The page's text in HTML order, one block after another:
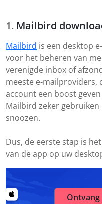
Mailbird
Mailbird is een desktop
voor het beheren van
verenigde inbox of
meeste e-mailproviders,
account een boost
Mailbird zeker
snoozen.
Dus, de eerste stap is het
van de app op uw